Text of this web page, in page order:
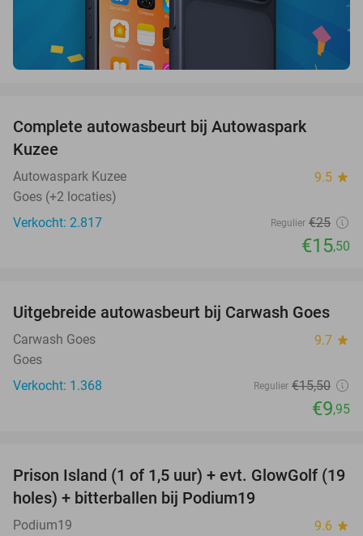
Complete autowasbeurt bij Autowaspark
Kuzee
Autowaspark Kuzee 9.5 star
Goes (+2 locaties)
Verkocht: 2.817
Regulier €25
€15,50
36%
Uitgebreide autowasbeurt bij Carwash Goes
Carwash Goes 9.7 star
Goes
Verkocht: 1.368
Regulier €15,50
€9,95
36%
Prison Island (1 of 1,5 uur) + evt. GlowGolf (19
holes) + bitterballen bij Podium19
Podium19 9.6 star